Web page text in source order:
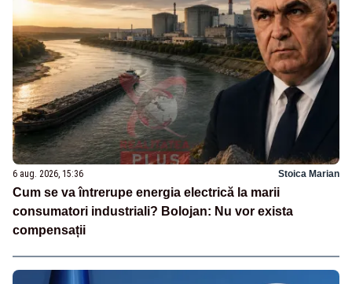
6 aug. 2026, 15:36 Stoica Marian
Cum se va întrerupe energia electrică la marii
consumatori industriali? Bolojan: Nu vor exista
compensații